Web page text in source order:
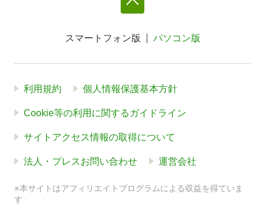
スマートフォン版 パソコン版
利用規約 個人情報保護基本方針
Cookie等の利用に関するガイドライン
サイトアクセス情報の取得について
法人・プレスお問い合わせ 運営会社
※本サイトはアフィリエイトプログラムによる収益を得ていま
す